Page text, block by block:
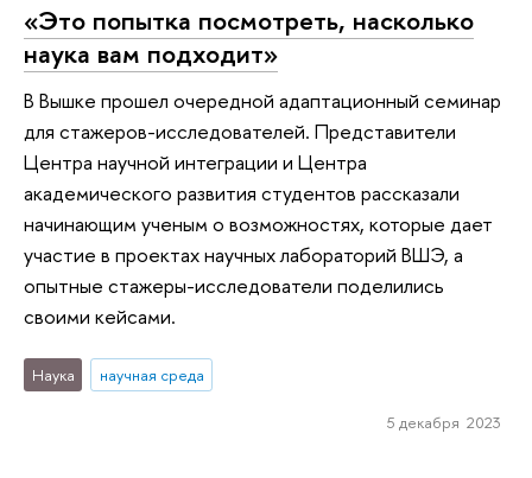
«Это попытка посмотреть, насколько
наука вам подходит»
В Вышке прошел очередной адаптационный семинар
для стажеров-исследователей. Представители
Центра научной интеграции и Центра
академического развития студентов рассказали
начинающим ученым о возможностях, которые дает
участие в проектах научных лабораторий ВШЭ, а
опытные стажеры-исследователи поделились
своими кейсами.
Наука научная среда
5 декабря 2023